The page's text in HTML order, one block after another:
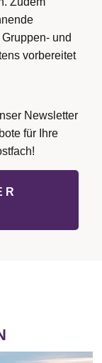
und
vorbereitet
Newsletter
für Ihre